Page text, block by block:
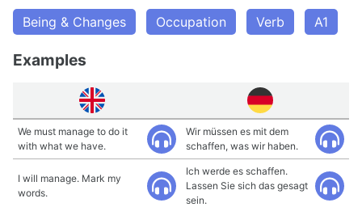
Being & Changes Occupation Verb A1
Examples
We must manage to do it
with what we have.
Wir müssen es mit dem
schaffen, was wir haben.
I will manage. Mark my
words.
Ich werde es schaffen.
Lassen Sie sich das gesagt
sein.